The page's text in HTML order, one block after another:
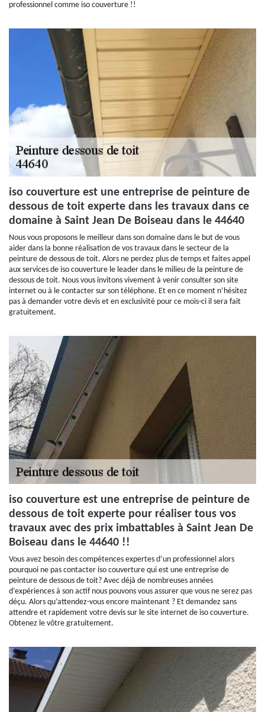
professionnel comme iso couverture !!
iso couverture est une entreprise de peinture de
dessous de toit experte dans les travaux dans ce
domaine à Saint Jean De Boiseau dans le 44640
Nous vous proposons le meilleur dans son domaine dans le but de vous
aider dans la bonne réalisation de vos travaux dans le secteur de la
peinture de dessous de toit. Alors ne perdez plus de temps et faites appel
aux services de iso couverture le leader dans le milieu de la peinture de
dessous de toit. Nous vous invitons vivement à venir consulter son site
internet ou à le contacter sur son téléphone. Et en ce moment n’hésitez
pas à demander votre devis et en exclusivité pour ce mois-ci il sera fait
gratuitement.
iso couverture est une entreprise de peinture de
dessous de toit experte pour réaliser tous vos
travaux avec des prix imbattables à Saint Jean De
Boiseau dans le 44640 !!
Vous avez besoin des compétences expertes d’un professionnel alors
pourquoi ne pas contacter iso couverture qui est une entreprise de
peinture de dessous de toit? Avec déjà de nombreuses années
d’expériences à son actif nous pouvons vous assurer que vous ne serez pas
déçu. Alors qu’attendez-vous encore maintenant ? Et demandez sans
attendre et rapidement votre devis sur le site internet de iso couverture.
Obtenez le vôtre gratuitement.